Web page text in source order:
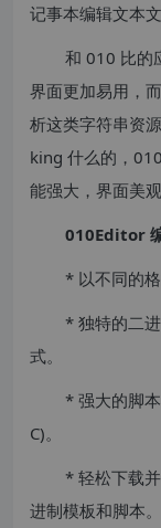
记事本编辑文本
和 010 比的
界面更加易用，
析这类字符串资
king 什么的，
能强大，界面美观
010Editor
* 以不同的
* 独特的二
式。
* 强大的脚
C)。
* 轻松下载
进制模板和脚本。